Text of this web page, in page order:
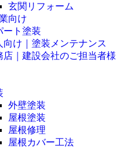
玄関リフォーム
向け
ート塗装
向け｜塗装メンテナンス
店｜建設会社のご担当者様
外壁塗装
屋根塗装
屋根修理
屋根カバー工法